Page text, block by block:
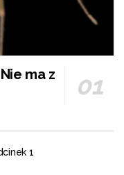
ma z
1